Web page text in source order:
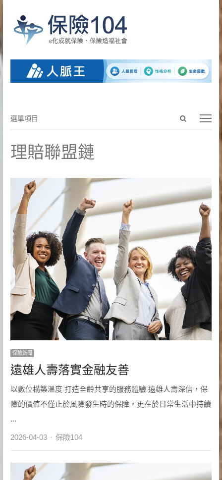
Open
search
選
目
選單項目
理賠聯盟鏈
保險新聞
遠雄人壽落實金融友善
以數位構築溫度 打造全齡共享的服務體驗 遠雄人壽深信，保
險的價值不僅止於風險發生時的保障，更在於日常生活中持續
...
2026-04-03 Author
保險104